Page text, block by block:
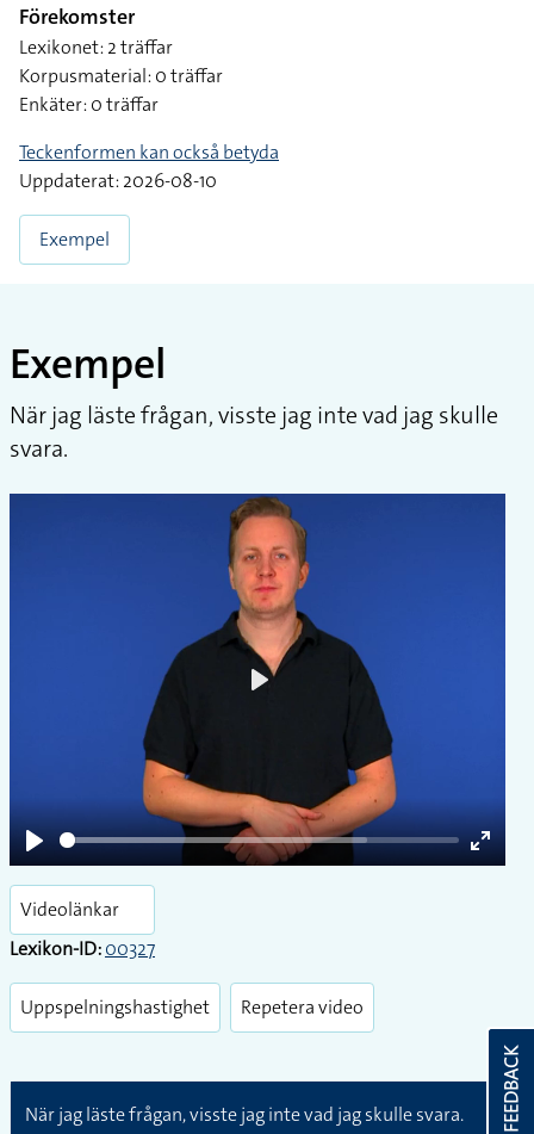
Förekomster
Lexikonet: 2 träffar
Korpusmaterial: 0 träffar
Enkäter: 0 träffar
Teckenformen kan också betyda
Uppdaterat: 2026-08-10
Exempel
Exempel
När jag läste frågan, visste jag inte vad jag skulle
svara.
Play
Enter
Videolänkar
Lexikon-ID:00327
Uppspelningshastighet Repetera video
När jag läste frågan, visste jag inte vad jag skulle svara. FEEDBACK